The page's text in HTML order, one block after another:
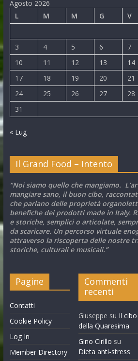
Agosto 2026
L
M M G V
3
4 5 6 7
10
11 12 13 14
17
18 19 20 21
24
25 26 27 28
31
« Lug
Il Grand Food – Intento
“Noi siamo quello che mangiamo.
mangiare sano, il buon cibo,
che parlano delle proprietà
benefiche dei prodotti made in Italy.
e storiche, semplici o articolate,
da scaricare. Un percorso virtuale
attraverso la riscoperta delle nostre
storiche, culturali e musicali.”
Pagine
Contatti
Cookie Policy
Log In
Member Directory
Commenti
recenti
Giuseppe su Il cibo
della Quaresima
Gino Cirillo su
Dieta anti-stress